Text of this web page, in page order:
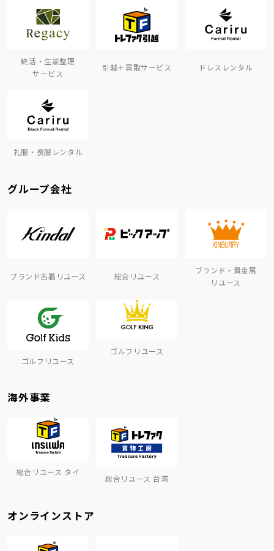
終活・生前整理
サービス
引越＋買取サービス ドレスレンタル
礼服・喪服レンタル
グループ会社
ブランド古着リユース 総合リユース
ブランド・貴金属
リユース
ゴルフリユース
ゴルフリユース
海外事業
総合リユース タイ
総合リユース 台湾
オンラインストア